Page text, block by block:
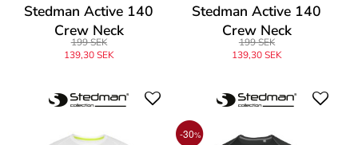
Stedman Active 140
Crew Neck
199 SEK
139,30 SEK
Stedman Active 140
Crew Neck
199 SEK
139,30 SEK
-30%